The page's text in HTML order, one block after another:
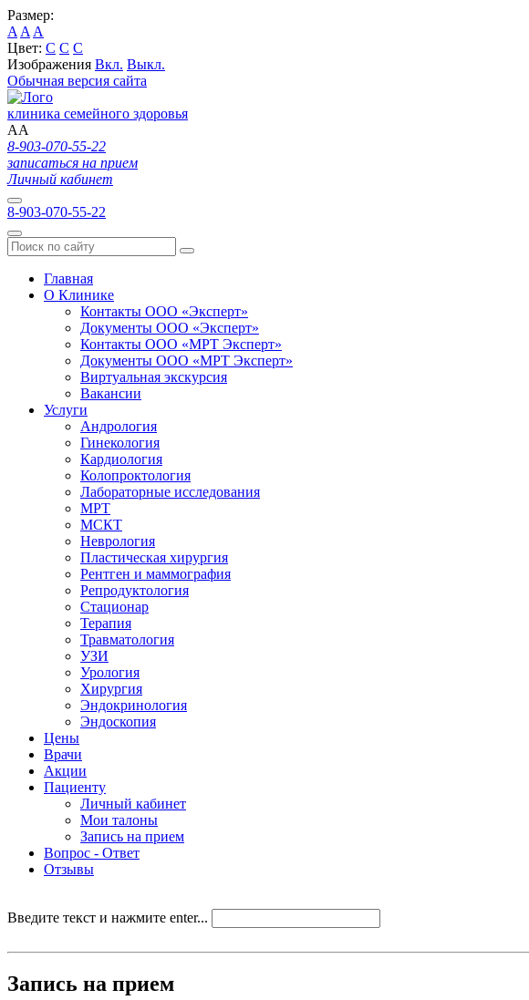
Размер:
A A A
Цвет: C C C
Изображения Вкл. Выкл.
Обычная версия сайта
клиника семейного здоровья
AA
8-903-070-55-22
записаться на прием
Личный кабинет
8-903-070-55-22
Главная
О Клинике
Контакты ООО «Эксперт»
Документы ООО «Эксперт»
Контакты ООО «МРТ Эксперт»
Документы ООО «МРТ Эксперт»
Виртуальная экскурсия
Вакансии
Услуги
Андрология
Гинекология
Кардиология
Колопроктология
Лабораторные исследования
МРТ
МСКТ
Неврология
Пластическая хирургия
Рентген и маммография
Репродуктология
Стационар
Терапия
Травматология
УЗИ
Урология
Хирургия
Эндокринология
Эндоскопия
Цены
Врачи
Акции
Пациенту
Личный кабинет
Мои талоны
Запись на прием
Вопрос - Ответ
Отзывы
Введите текст и нажмите enter...
Запись на прием